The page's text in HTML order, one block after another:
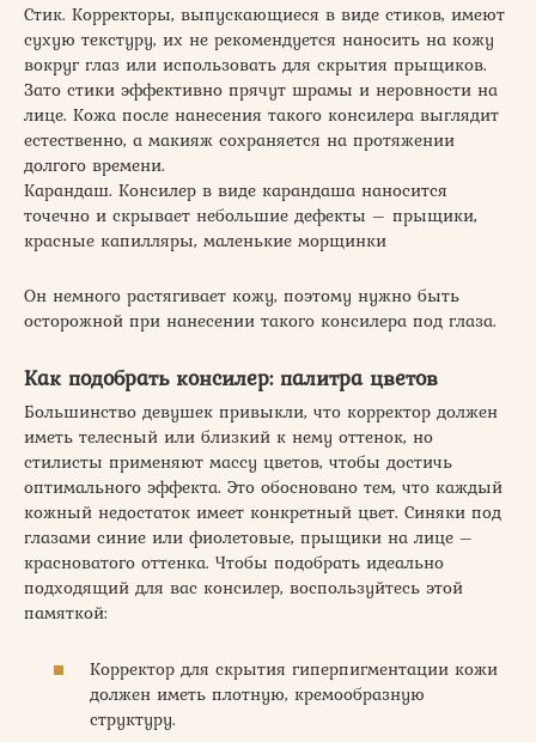
Стик. Корректоры, выпускающиеся в виде стиков, имеют
сухую текстуру, их не рекомендуется наносить на кожу
вокруг глаз или использовать для скрытия прыщиков.
Зато стики эффективно прячут шрамы и неровности на
лице. Кожа после нанесения такого консилера выглядит
естественно, а макияж сохраняется на протяжении
долгого времени.
Карандаш. Консилер в виде карандаша наносится
точечно и скрывает небольшие дефекты – прыщики,
красные капилляры, маленькие морщинки
Он немного растягивает кожу, поэтому нужно быть
осторожной при нанесении такого консилера под глаза.
Как подобрать консилер: палитра цветов
Большинство девушек привыкли, что корректор должен
иметь телесный или близкий к нему оттенок, но
стилисты применяют массу цветов, чтобы достичь
оптимального эффекта. Это обосновано тем, что каждый
кожный недостаток имеет конкретный цвет. Синяки под
глазами синие или фиолетовые, прыщики на лице –
красноватого оттенка. Чтобы подобрать идеально
подходящий для вас консилер, воспользуйтесь этой
памяткой:
Корректор для скрытия гиперпигментации кожи
должен иметь плотную, кремообразную
структуру.